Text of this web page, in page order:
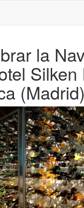
la
Silken
(Madrid)